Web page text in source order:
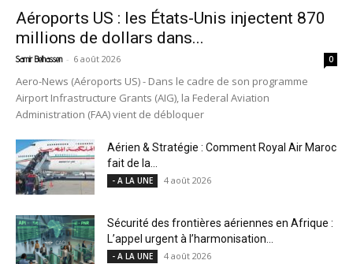
Aéroports US : les États-Unis injectent 870
millions de dollars dans...
Samir Belhassen - 6 août 2026 0
Aero-News (Aéroports US) - Dans le cadre de son programme
Airport Infrastructure Grants (AIG), la Federal Aviation
Administration (FAA) vient de débloquer
Aérien & Stratégie : Comment Royal Air Maroc
fait de la...
- A LA UNE 4 août 2026
Sécurité des frontières aériennes en Afrique :
L’appel urgent à l’harmonisation...
- A LA UNE 4 août 2026